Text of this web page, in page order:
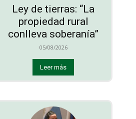
Ley de tierras: “La
propiedad rural
conlleva soberanía”
05/08/2026
Leer más